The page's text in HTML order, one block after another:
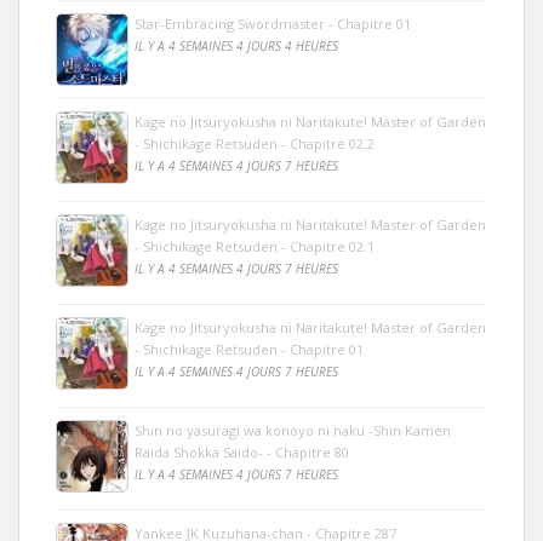
Star-Embracing Swordmaster - Chapitre 01
IL Y A 4 SEMAINES 4 JOURS 4 HEURES
Kage no Jitsuryokusha ni Naritakute! Master of Garden
- Shichikage Retsuden - Chapitre 02.2
IL Y A 4 SEMAINES 4 JOURS 7 HEURES
Kage no Jitsuryokusha ni Naritakute! Master of Garden
- Shichikage Retsuden - Chapitre 02.1
IL Y A 4 SEMAINES 4 JOURS 7 HEURES
Kage no Jitsuryokusha ni Naritakute! Master of Garden
- Shichikage Retsuden - Chapitre 01
IL Y A 4 SEMAINES 4 JOURS 7 HEURES
Shin no yasuragi wa konoyo ni naku -Shin Kamen
Raida Shokka Saido- - Chapitre 80
IL Y A 4 SEMAINES 4 JOURS 7 HEURES
Yankee JK Kuzuhana-chan - Chapitre 287